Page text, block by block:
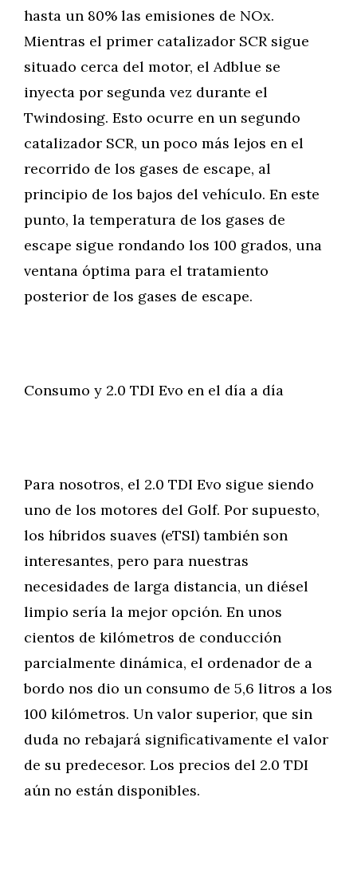
hasta un 80% las emisiones de NOx.
Mientras el primer catalizador SCR sigue
situado cerca del motor, el Adblue se
inyecta por segunda vez durante el
Twindosing. Esto ocurre en un segundo
catalizador SCR, un poco más lejos en el
recorrido de los gases de escape, al
principio de los bajos del vehículo. En este
punto, la temperatura de los gases de
escape sigue rondando los 100 grados, una
ventana óptima para el tratamiento
posterior de los gases de escape.
Consumo y 2.0 TDI Evo en el día a día
Para nosotros, el 2.0 TDI Evo sigue siendo
uno de los motores del Golf. Por supuesto,
los híbridos suaves (eTSI) también son
interesantes, pero para nuestras
necesidades de larga distancia, un diésel
limpio sería la mejor opción. En unos
cientos de kilómetros de conducción
parcialmente dinámica, el ordenador de a
bordo nos dio un consumo de 5,6 litros a los
100 kilómetros. Un valor superior, que sin
duda no rebajará significativamente el valor
de su predecesor. Los precios del 2.0 TDI
aún no están disponibles.